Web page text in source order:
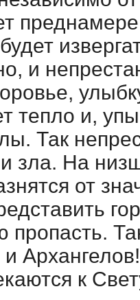
и
тепло и,
Так
зла. На
от
к